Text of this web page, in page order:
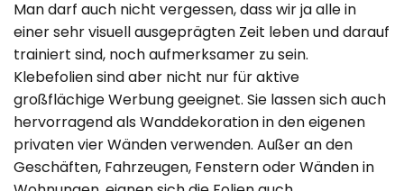
Man darf auch nicht vergessen, dass wir ja alle in
einer sehr visuell ausgeprägten Zeit leben und darauf
trainiert sind, noch aufmerksamer zu sein.
Klebefolien sind aber nicht nur für aktive
großflächige Werbung geeignet. Sie lassen sich auch
hervorragend als Wanddekoration in den eigenen
privaten vier Wänden verwenden. Außer an den
Geschäften, Fahrzeugen, Fenstern oder Wänden in